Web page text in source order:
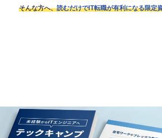
そんな方へ、読むだけでIT転職が有利になる限定